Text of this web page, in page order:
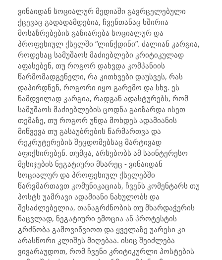
ვინაიდან სოციალურ მედიაში გავრცელებული
ქცევაც გადადამდებია, ჩვენთანაც ხშირია
მოსაზრებების გაზიარება სოციალურ და
პროფესიულ ქსელში “ლინქდინი”. ძალიან კარგია,
როდესაც სამუშაოს მაძიებლები კრიტიკულად
აფასებენ, თუ როგორ დახვდა კომპანიის
წარმომადგენელი, რა კითხვები დაუსვეს, რას
დაპირდნენ, როგორი იყო გარემო და სხვ. ეს
ნამდვილად კარგია, რადგან ადასტურებს, რომ
სამუშაოს მაძიებლების ცოდნა გაიზარდა ისეთ
თემაზე, თუ როგორ უნდა მოხდეს ადამიანის
მიწვევა თუ გასაუბრების წარმართვა და
რეკრუტერების შეცდომებსაც მარტივად
აფიქსირებენ. თუმცა, არსებობს ამ საინტერესო
მესიჯების ნეგატიური მხარეც - ვინაიდან
სოციალურ და პროფესიულ ქსელებში
წარვმართავთ კომუნიკაციას, ჩვენს კომენტარს თუ
პოსტს უამრავი ადამიანი ნახულობს და
შესაძლებელია, თანაგრძნობის თუ მხარდაჭერის
ნაცვლად, ნეგატიური ემოცია ან პროტესტის
გრძნობა გამოვიწვიოთ და ყველაზე უარესი კი
არასწორი კლიშეს მიღებაა. ისიც შეიძლება
ვივარაუდოთ, რომ ჩვენი კრიტიკურლი პოსტების